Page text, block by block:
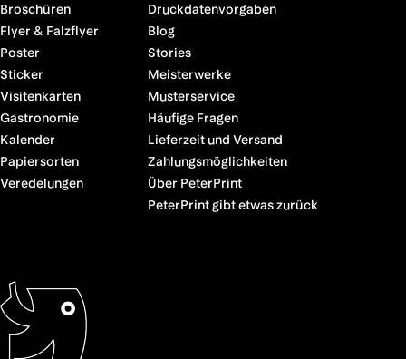
Broschüren
Flyer & Falzflyer
Poster
Sticker
Visitenkarten
Gastronomie
Kalender
Papiersorten
Veredelungen
Druckdatenvorgaben
Blog
Stories
Meisterwerke
Musterservice
Häufige Fragen
Lieferzeit und Versand
Zahlungsmöglichkeiten
Über PeterPrint
PeterPrint gibt etwas zurück